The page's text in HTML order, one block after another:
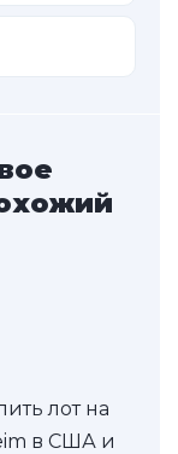
лот на
в США и